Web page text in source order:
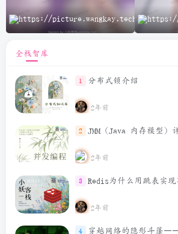
全栈智库
1 分布式锁介绍
2年前
2 JMM（Java 内存模型）
2年前
3 Redis为什么用跳表实
2年前
4
穿越网络的隐形斗篷